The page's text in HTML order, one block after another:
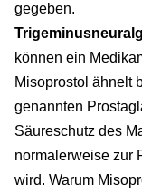
gegeben.
können ein
Misoprostol ähnelt
genannten
Säureschutz des
normalerweise zur
wird. Warum